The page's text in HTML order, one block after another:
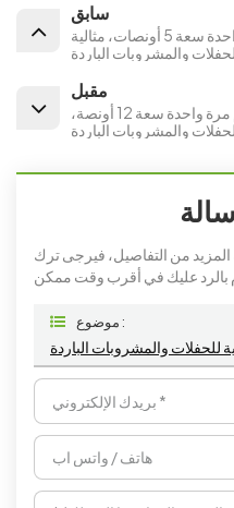
سابق
أكواب شفافة فاخرة للاستخدام مرة واحدة سعة 5 أونصات، مثالية
والمشروبات الباردة
مقبل
أكواب بلاستيكية شفافة للاستخدام مرة واحدة سعة 12 أونصة،
المزيد من التفاصيل، فيرجى ترك
موضوع :